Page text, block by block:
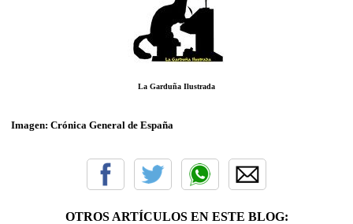
La Garduña Ilustrada
Imagen: Crónica General de España
OTROS ARTÍCULOS EN ESTE BLOG: